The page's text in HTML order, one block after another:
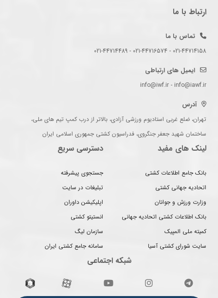
ارتباط با ما
تماس با ما
021-44714158 - 021-44716574 - 021-44714489
ایمیل های ارتباطی
info@iwf.ir - info@iawf.ir
آدرس
تهران، ضلع غربی استادیوم ورزشی آزادی، بالاتر از درب کمپ تیم های ملی،
ساختمان شهید جعفر جنگروی، فدراسیون کشتی جمهوری اسلامی ایران
لینک های مفید
بانک جامع اطلاعات کشتی
اتحادیه جهانی کشتی
وزارت ورزش و جوانان
بانک اطلاعات کشتی اتحادیه جهانی
کمیته ملی المپیک
سایت شورای کشتی آسیا
دسترسی سریع
جستجوی پیشرفته
تبلیغات در سایت
اپلیکیشن داوران
انستیتو کشتی
سازمان لیگ
سامانه جامع کشتی ایران
شبکه اجتماعی